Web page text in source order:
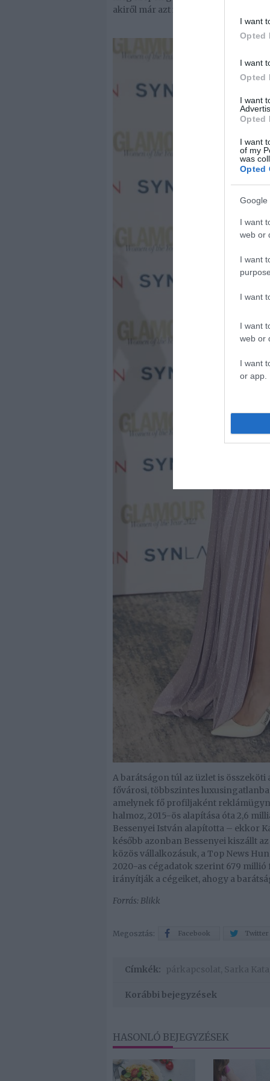
I want
Opted
I want
Opted
I want
Opted
I want
of my
was
Opted
Google
I want
web or
I want
I want
I want
web or
I want
or app.
akiről már azt is elárulta: fiú lesz.
A barátságon túl az üzlet is
fővárosi, többszintes
amelynek fő profiljaként
halmoz, ­2015-ös alapítása óta 2,6
Bessenyei István alapította – ekkor
később azonban Bessenyei kiszállt
közös vállalkozásuk, a Top News
2020-as cégadatok szerint 679
irányítják a cégeiket, ahogy a
Forrás: Blikk
Megosztás: Facebook Twitter
Címkék: párkapcsolat Sarka Kata
Korábbi bejegyzések
HASONLÓ BEJEGYZÉSEK